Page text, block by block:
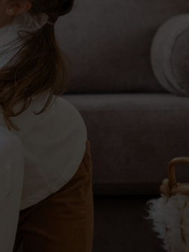
варианты квартир,